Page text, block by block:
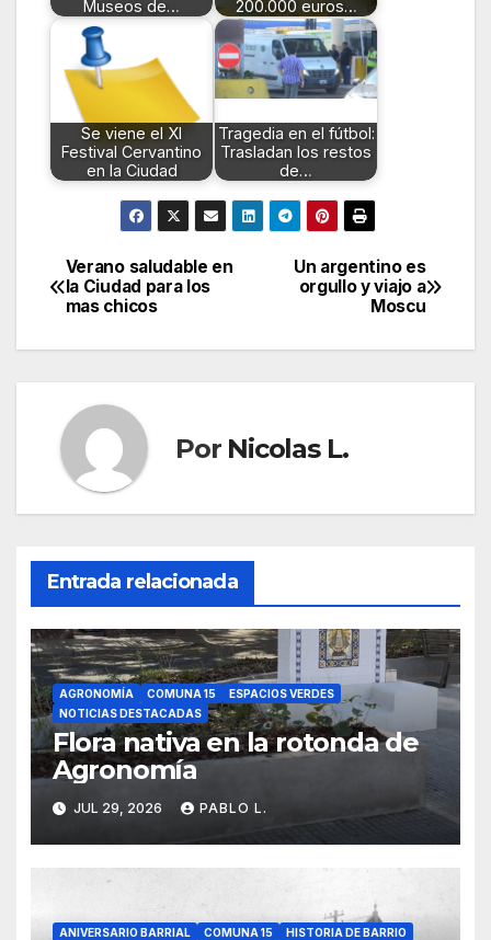
Museos de… 200.000 euros…
Se viene el XI
Festival Cervantino
en la Ciudad
Tragedia en el fútbol:
Trasladan los restos
de…
Navegación
de
Un argentino es
orgullo y viajo a
Moscu
Verano saludable en
la Ciudad para los
mas chicos
Por Nicolas L.
Entrada relacionada
AGRONOMÍA COMUNA 15
ESPACIOS VERDES
NOTICIAS DESTACADAS
Flora nativa en la rotonda de
Agronomía
JUL 29, 2026 PABLO L.
ANIVERSARIO BARRIAL COMUNA 15
HISTORIA DE BARRIO